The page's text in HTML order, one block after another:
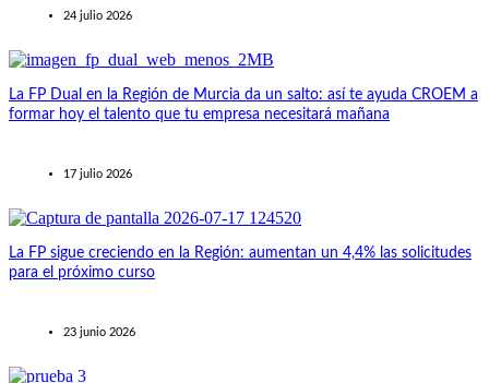
24 julio 2026
La FP Dual en la Región de Murcia da un salto: así te ayuda CROEM a
formar hoy el talento que tu empresa necesitará mañana
17 julio 2026
La FP sigue creciendo en la Región: aumentan un 4,4% las solicitudes
para el próximo curso
23 junio 2026